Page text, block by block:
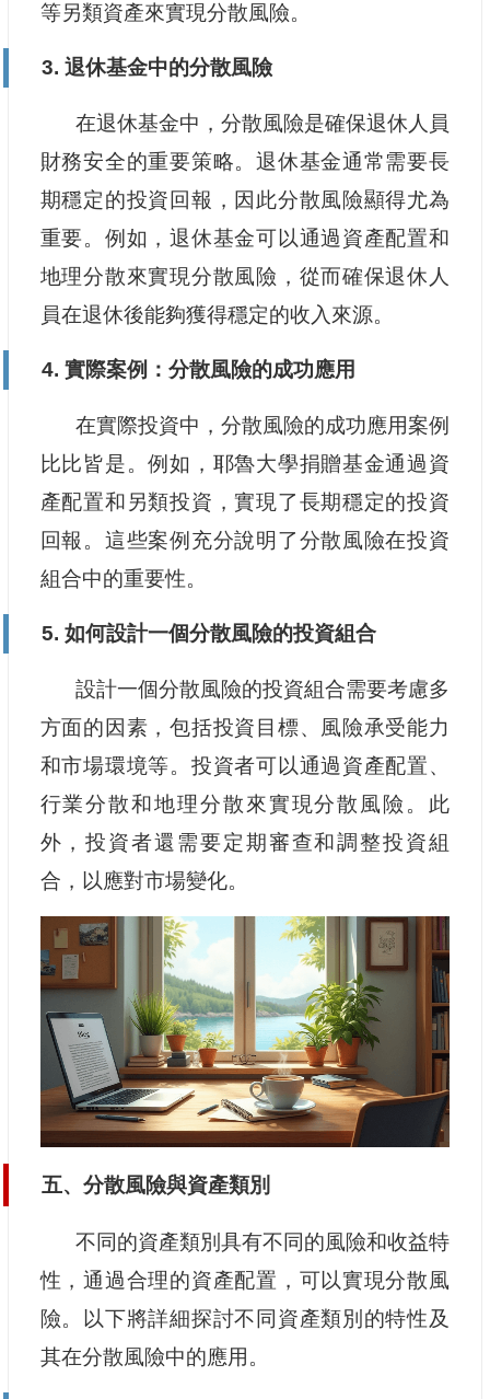
等另類資產來實現分散風險。
3. 退休基金中的分散風險
在退休基金中，分散風險是確保退休人員
財務安全的重要策略。退休基金通常需要長
期穩定的投資回報，因此分散風險顯得尤為
重要。例如，退休基金可以通過資產配置和
地理分散來實現分散風險，從而確保退休人
員在退休後能夠獲得穩定的收入來源。
4. 實際案例：分散風險的成功應用
在實際投資中，分散風險的成功應用案例
比比皆是。例如，耶魯大學捐贈基金通過資
產配置和另類投資，實現了長期穩定的投資
回報。這些案例充分說明了分散風險在投資
組合中的重要性。
5. 如何設計一個分散風險的投資組合
設計一個分散風險的投資組合需要考慮多
方面的因素，包括投資目標、風險承受能力
和市場環境等。投資者可以通過資產配置、
行業分散和地理分散來實現分散風險。此
外，投資者還需要定期審查和調整投資組
合，以應對市場變化。
五、分散風險與資產類別
不同的資產類別具有不同的風險和收益特
性，通過合理的資產配置，可以實現分散風
險。以下將詳細探討不同資產類別的特性及
其在分散風險中的應用。